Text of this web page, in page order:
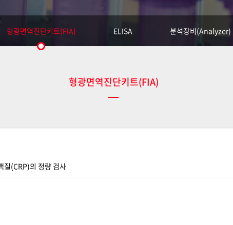
형광면역진단키트(FIA) ELISA 분석장비(Analyzer)
형광면역진단키트(FIA)
질(CRP)의 정량 검사